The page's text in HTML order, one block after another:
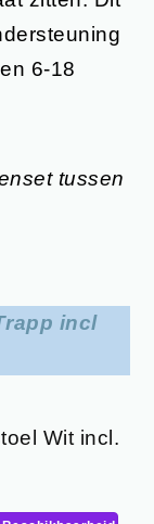
6-18
tussen
incl
Wit incl.